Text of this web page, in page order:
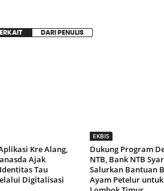
DARI PENULIS
Kre Alang,
Ajak
Tau
Digitalisasi
EKBIS
Dukung Program
NTB, Bank NTB
Salurkan Bantuan
Ayam Petelur